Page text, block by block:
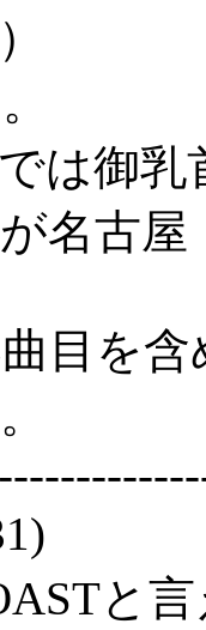
では御
名古屋
目を
と